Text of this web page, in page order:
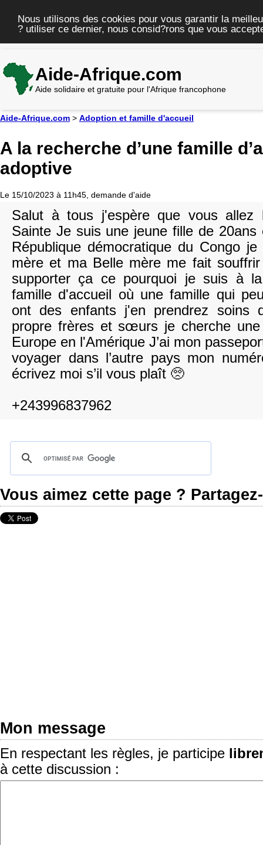
Nous utilisons des cookies pour vous garantir la
? utiliser ce dernier, nous consid?rons que vous
Aide-Afrique.com
Aide solidaire et gratuite pour l'Afrique francophone
Aide-Afrique.com > Adoption et famille d'accueil
A la recherche d’une famille
adoptive
Le 15/10/2023 à 11h45, demande d'aide
Salut à tous j'espère que vous allez
Sainte Je suis une jeune fille de 20ans
République démocratique du Congo
mère et ma Belle mère me fait
supporter ça ce pourquoi je suis à
famille d'accueil où une famille qui
ont des enfants j'en prendrez soins
propre frères et sœurs je cherche
Europe en l'Amérique J’ai mon
voyager dans l’autre pays mon
écrivez moi s’il vous plaît 🥺
+243996837962
Vous aimez cette page ?
Mon message
En respectant les règles, je participe
à cette discussion :